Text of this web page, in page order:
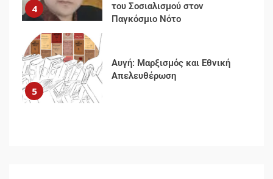
4
του Σοσιαλισμού στον
Παγκόσμιο Νότο
5
Αυγή: Μαρξισμός και Εθνική
Απελευθέρωση